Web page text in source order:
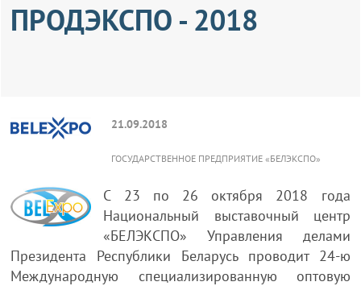
ПРОДЭКСПО - 2018
21.09.2018
ГОСУДАРСТВЕННОЕ ПРЕДПРИЯТИЕ «БЕЛЭКСПО»
С 23 по 26 октября 2018 года
Национальный выставочный центр
«БЕЛЭКСПО» Управления делами
Президента Республики Беларусь проводит 24-ю
Международную специализированную оптовую